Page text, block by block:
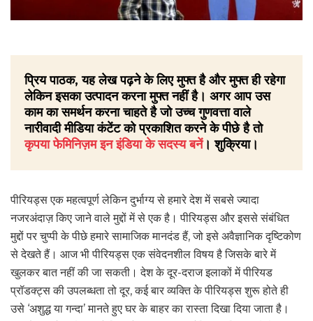
प्रिय पाठक, यह लेख पढ़ने के लिए मुफ्त है और मुफ्त ही रहेगा
लेकिन इसका उत्पादन करना मुफ्त नहीं है। अगर आप उस
काम का समर्थन करना चाहते है जो उच्च गुणवत्ता वाले
नारीवादी मीडिया कंटेंट को प्रकाशित करने के पीछे है तो
कृपया फेमिनिज़म इन इंडिया के सदस्य बनें। शुक्रिया।
पीरियड्स एक महत्वपूर्ण लेकिन दुर्भाग्य से हमारे देश में सबसे ज्यादा
नजरअंदाज़ किए जाने वाले मुद्दों में से एक है। पीरियड्स और इससे संबंधित
मुद्दों पर चुप्पी के पीछे हमारे सामाजिक मानदंड हैं, जो इसे अवैज्ञानिक दृष्टिकोण
से देखते हैं। आज भी पीरियड्स एक संवेदनशील विषय है जिसके बारे में
खुलकर बात नहीं की जा सकती। देश के दूर-दराज इलाकों में पीरियड
प्रॉडक्ट्स की उपलब्धता तो दूर, कई बार व्यक्ति के पीरियड्स शुरू होते ही
उसे ‘अशुद्ध या गन्दा’ मानते हुए घर के बाहर का रास्ता दिखा दिया जाता है।